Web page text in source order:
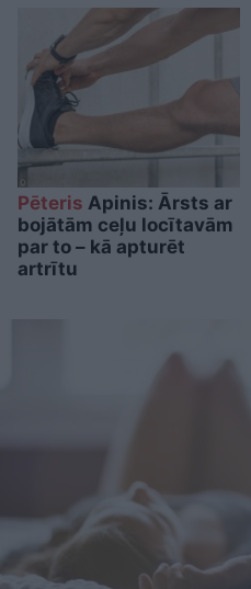
Pēteris Apinis: Ārsts ar
bojātām ceļu locītavām
par to – kā apturēt
artrītu